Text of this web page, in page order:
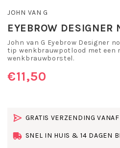
JOHN VAN G
EYEBROW DESIGNER
John van G Eyebrow Designer
tip wenkbrauwpotlood met een
wenkbrauwborstel.
€11,50
GRATIS VERZENDING
SNEL IN HUIS & 14 DAGEN